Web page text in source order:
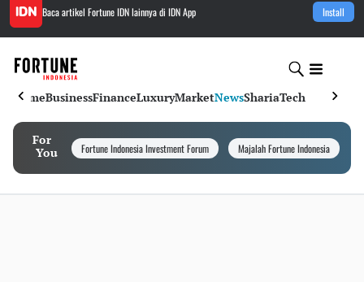
Baca artikel Fortune IDNlainnya di IDN App Install
HomeBusinessFinanceLuxuryMarketNewsShariaTech
For
You
Fortune Indonesia Investment Forum Majalah Fortune Indonesia